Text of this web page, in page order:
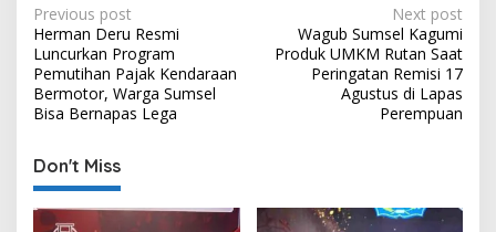
P
o
s
t
a
v
Previous post
Herman Deru Resmi
Luncurkan Program
Pemutihan Pajak Kendaraan
Bermotor, Warga Sumsel
Bisa Bernapas Lega
Next post
Wagub Sumsel Kagumi
Produk UMKM Rutan Saat
Peringatan Remisi 17
Agustus di Lapas
Perempuan
Don't Miss